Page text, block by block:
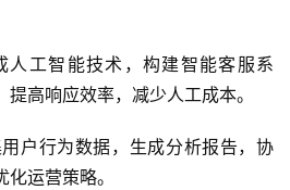
人工智能技术，构建智能客服系
高响应效率，减少人工成本。
户行为数据，生成分析报告，协
运营策略。